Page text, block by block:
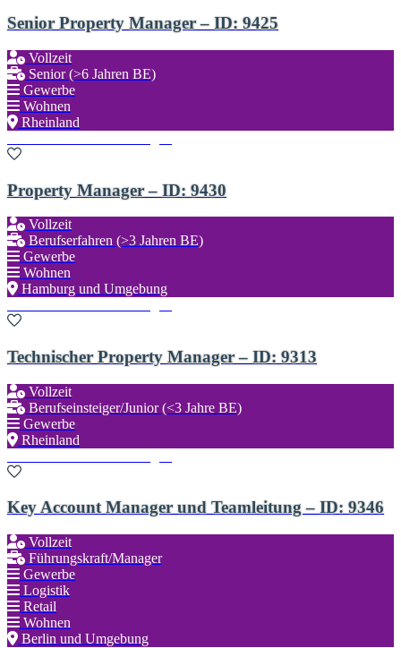
Senior Property Manager – ID: 9425
Vollzeit
Senior (>6 Jahren BE)
Gewerbe
Wohnen
Rheinland
Property Manager – ID: 9430
Vollzeit
Berufserfahren (>3 Jahren BE)
Gewerbe
Wohnen
Hamburg und Umgebung
Technischer Property Manager – ID: 9313
Vollzeit
Berufseinsteiger/Junior (<3 Jahre BE)
Gewerbe
Rheinland
Key Account Manager und Teamleitung – ID: 9346
Vollzeit
Führungskraft/Manager
Gewerbe
Logistik
Retail
Wohnen
Berlin und Umgebung